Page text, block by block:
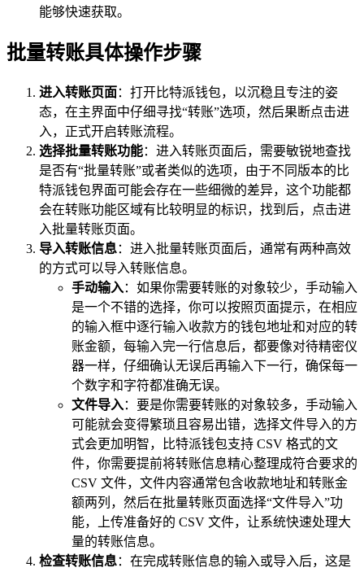
能够快速获取。
批量转账具体操作步骤
进入转账页面：打开比特派钱包，以沉稳且专注的姿
态，在主界面中仔细寻找“转账”选项，然后果断点击进
入，正式开启转账流程。
选择批量转账功能：进入转账页面后，需要敏锐地查找
是否有“批量转账”或者类似的选项，由于不同版本的比
特派钱包界面可能会存在一些细微的差异，这个功能都
会在转账功能区域有比较明显的标识，找到后，点击进
入批量转账页面。
导入转账信息：进入批量转账页面后，通常有两种高效
的方式可以导入转账信息。
手动输入：如果你需要转账的对象较少，手动输入
是一个不错的选择，你可以按照页面提示，在相应
的输入框中逐行输入收款方的钱包地址和对应的转
账金额，每输入完一行信息后，都要像对待精密仪
器一样，仔细确认无误后再输入下一行，确保每一
个数字和字符都准确无误。
文件导入：要是你需要转账的对象较多，手动输入
可能就会变得繁琐且容易出错，选择文件导入的方
式会更加明智，比特派钱包支持 CSV 格式的文
件，你需要提前将转账信息精心整理成符合要求的
CSV 文件，文件内容通常包含收款地址和转账金
额两列，然后在批量转账页面选择“文件导入”功
能，上传准备好的 CSV 文件，让系统快速处理大
量的转账信息。
检查转账信息：在完成转账信息的输入或导入后，这是